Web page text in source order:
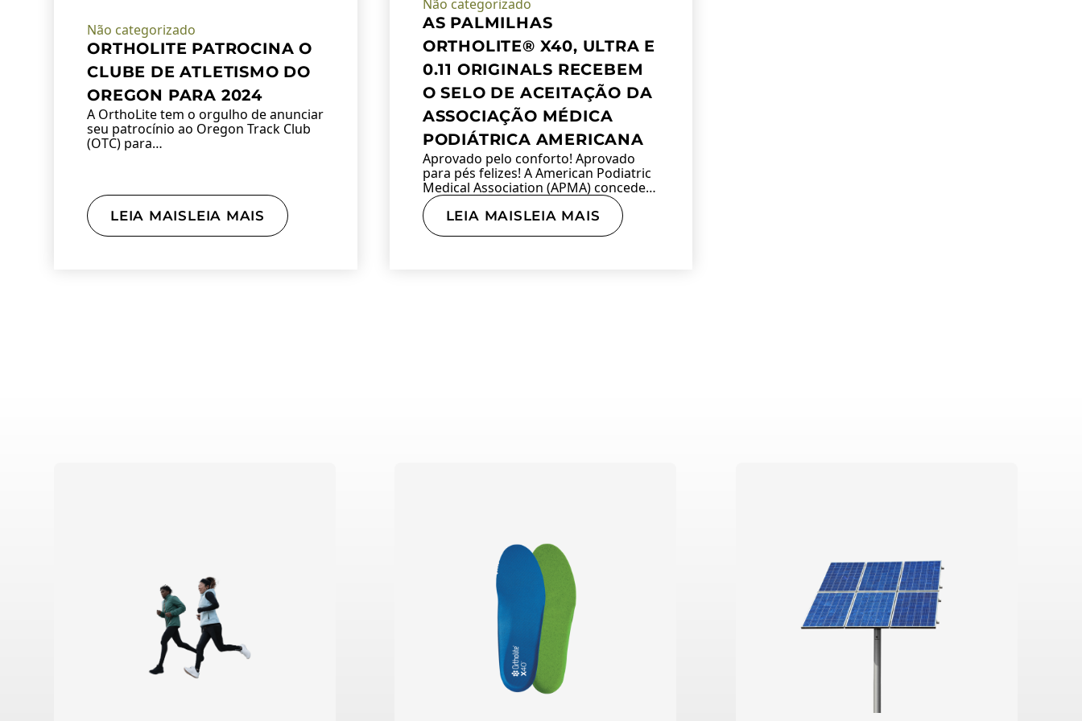
Não categorizado
ORTHOLITE PATROCINA O
CLUBE DE ATLETISMO DO
OREGON PARA 2024
A OrthoLite tem o orgulho de anunciar
seu patrocínio ao Oregon Track Club
(OTC) para…
LEIA MAISLEIA MAIS
Não categorizado
AS PALMILHAS
ORTHOLITE® X40, ULTRA E
0.11 ORIGINALS RECEBEM
O SELO DE ACEITAÇÃO DA
ASSOCIAÇÃO MÉDICA
PODIÁTRICA AMERICANA
Aprovado pelo conforto! Aprovado
para pés felizes! A American Podiatric
Medical Association (APMA) concedeu
seu…
LEIA MAISLEIA MAIS